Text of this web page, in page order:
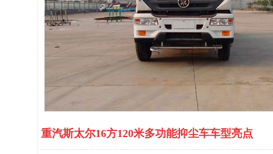
重汽斯太尔16方120米多功能抑尘车车型亮点